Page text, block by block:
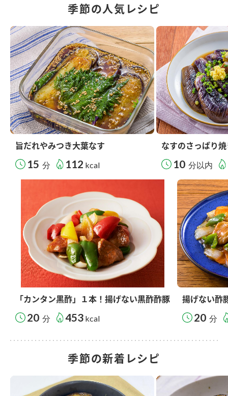
季節の人気レシピ
旨だれやみつき大葉なす
15 分 112 kcal
なすのさっぱり
10 分以内
「カンタン黒酢」１本！揚げない黒酢酢豚
20 分 453 kcal
揚げない酢
20 分
季節の新着レシピ